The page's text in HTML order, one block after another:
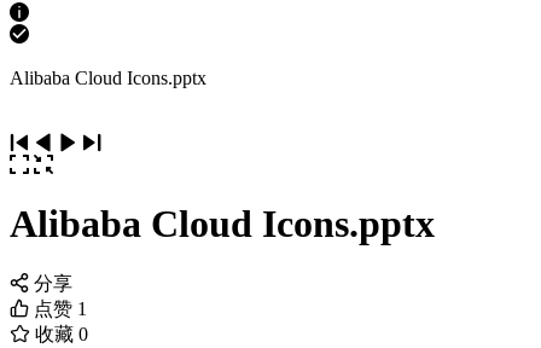
Alibaba Cloud Icons.pptx
Alibaba Cloud Icons.pptx
分享
点赞 1
收藏 0